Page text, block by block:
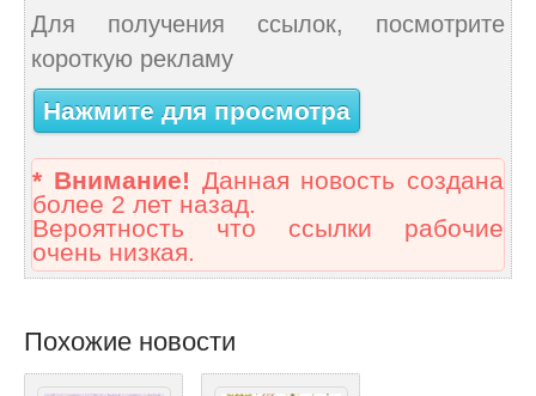
Для получения ссылок, посмотрите
короткую рекламу
Нажмите для просмотра
* Внимание! Данная новость создана
более 2 лет назад.
Вероятность что ссылки рабочие
очень низкая.
Похожие новости